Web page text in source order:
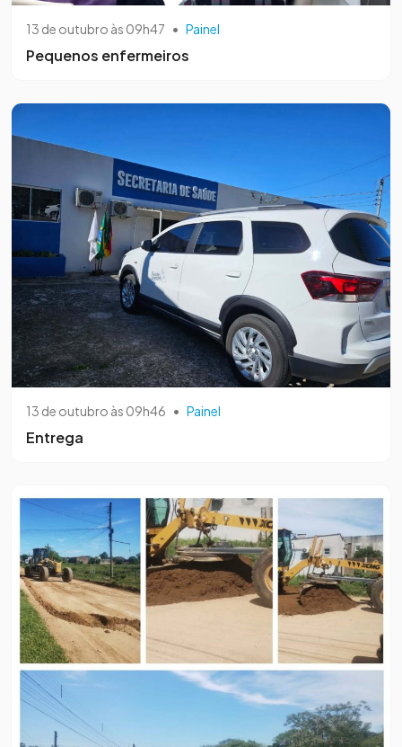
13 de outubro às 09h47 • Painel
Pequenos enfermeiros
13 de outubro às 09h46 • Painel
Entrega